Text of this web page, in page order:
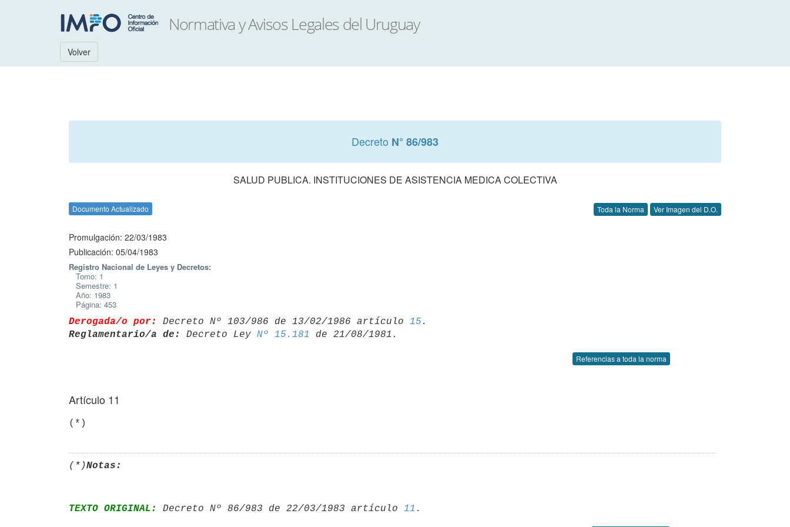
Volver
Decreto N° 86/983
SALUD PUBLICA. INSTITUCIONES DE ASISTENCIA MEDICA COLECTIVA
Documento Actualizado Toda la Norma Ver Imagen del D.O.
Promulgación: 22/03/1983
Publicación: 05/04/1983
Registro Nacional de Leyes y Decretos:
Tomo: 1
Semestre: 1
Año: 1983
Página: 453
Derogada/o por: Decreto Nº 103/986 de 13/02/1986 artículo 15
Reglamentario/a de:
Decreto Ley Nº 15.181
Referencias a toda la norma
Artículo 11
(*)Notas:
TEXTO ORIGINAL: Decreto Nº 86/983 de 22/03/1983 artículo 11